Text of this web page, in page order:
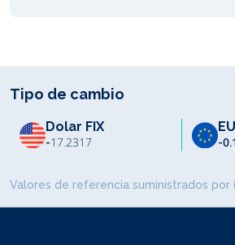
Tipo de cambio
Dolar FIX
-17.2317 -
Valores de referencia suministrados por